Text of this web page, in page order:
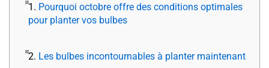
1. Pourquoi octobre offre des conditions optimales
pour planter vos bulbes
2. Les bulbes incontournables à planter maintenant